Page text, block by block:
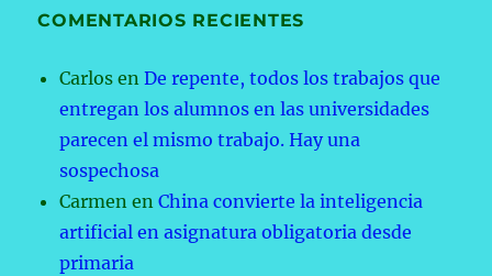
COMENTARIOS RECIENTES
Carlos enDe repente, todos los trabajos que
entregan los alumnos en las universidades
parecen el mismo trabajo. Hay una
sospechosa
Carmen enChina convierte la inteligencia
artificial en asignatura obligatoria desde
primaria